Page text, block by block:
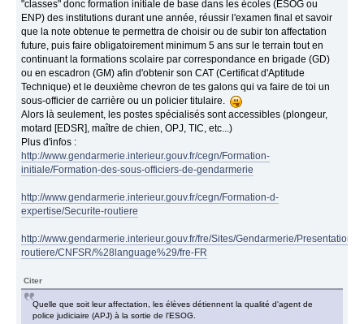
"classes" donc formation initiale de base dans les écoles (ESOG ou
ENP) des institutions durant une année, réussir l'examen final et savoir
que la note obtenue te permettra de choisir ou de subir ton affectation
future, puis faire obligatoirement minimum 5 ans sur le terrain tout en
continuant la formations scolaire par correspondance en brigade (GD)
ou en escadron (GM) afin d'obtenir son CAT (Certificat d'Aptitude
Technique) et le deuxième chevron de tes galons qui va faire de toi un
sous-officier de carrière ou un policier titulaire.
Alors là seulement, les postes spécialisés sont accessibles (plongeur,
motard [EDSR], maître de chien, OPJ, TIC, etc...)
Plus d'infos :
http://www.gendarmerie.interieur.gouv.fr/cegn/Formation-
initiale/Formation-des-sous-officiers-de-gendarmerie
http://www.gendarmerie.interieur.gouv.fr/cegn/Formation-d-
expertise/Securite-routiere
http://www.gendarmerie.interieur.gouv.fr/fre/Sites/Gendarmerie/Presentation/
routiere/CNFSR/%28language%29/fre-FR
Citer
Quelle que soit leur affectation, les élèves détiennent la qualité d'agent de
police judiciaire (APJ) à la sortie de l'ESOG.